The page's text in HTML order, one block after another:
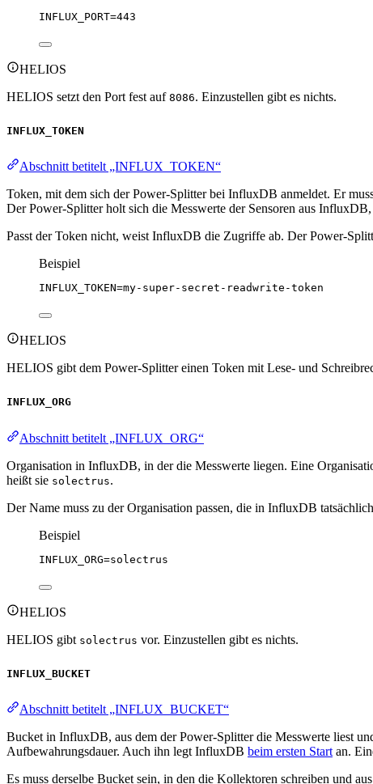
INFLUX_PORT=443
HELIOS
HELIOS setzt den Port fest auf 8086. Einzustellen gibt es nichts.
INFLUX_TOKEN
Abschnitt betitelt „INFLUX_TOKEN“
Token, mit dem sich der Power-Splitter bei InfluxDB anmeldet. Er
Der Power-Splitter holt sich die Messwerte der Sensoren aus
Passt der Token nicht, weist InfluxDB die Zugriffe ab. Der Power-
Beispiel
INFLUX_TOKEN=my-super-secret-readwrite-token
HELIOS
HELIOS gibt dem Power-Splitter einen Token mit Lese- und
INFLUX_ORG
Abschnitt betitelt „INFLUX_ORG“
Organisation in InfluxDB, in der die Messwerte liegen. Eine
heißt sie solectrus.
Der Name muss zu der Organisation passen, die in InfluxDB
Beispiel
INFLUX_ORG=solectrus
HELIOS
HELIOS gibt solectrus vor. Einzustellen gibt es nichts.
INFLUX_BUCKET
Abschnitt betitelt „INFLUX_BUCKET“
Bucket in InfluxDB, aus dem der Power-Splitter die Messwerte liest
Aufbewahrungsdauer. Auch ihn legt InfluxDB beim ersten Start an.
Es muss derselbe Bucket sein, in den die Kollektoren schreiben und